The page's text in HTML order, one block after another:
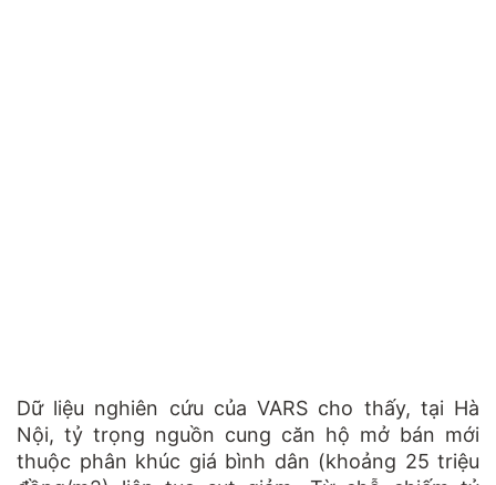
Dữ liệu nghiên cứu của VARS cho thấy, tại Hà
Nội, tỷ trọng nguồn cung căn hộ mở bán mới
thuộc phân khúc giá bình dân (khoảng 25 triệu